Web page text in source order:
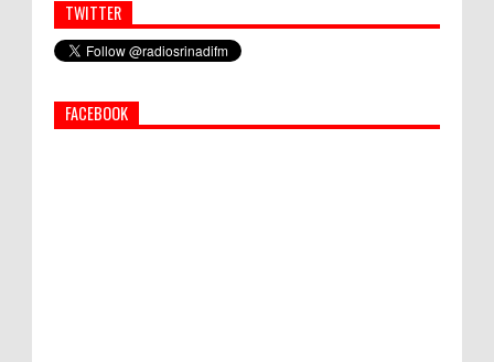
Simbol Persahabatan, RI Bangun Islamic Centre di
Afghanistan
PEMKAB KLUNGKUNG GELAR PASAR
TWITTER
FACEBOOK